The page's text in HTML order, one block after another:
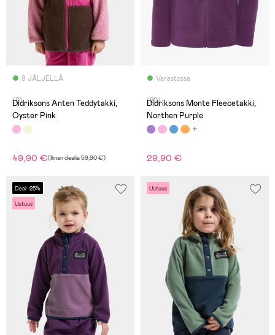
9 JÄLJELLÄ
(0)
Didriksons Anten Teddytakki,
Oyster Pink
49,90 €(Ilman dealia59,90 €)
Varastossa
(20)
Didriksons Monte Fleecetakki,
Northen Purple
29,90 €
Deal -25%
Uutuus
Uutuus